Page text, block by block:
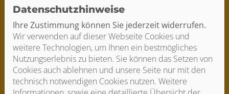
Datenschutzhinweise
Ihre Zustimmung können Sie jederzeit widerrufen.
Wir verwenden auf dieser Webseite Cookies und
weitere Technologien, um Ihnen ein bestmögliches
Nutzungserlebnis zu bieten. Sie können das Setzen von
Cookies auch ablehnen und unsere Seite nur mit den
technisch notwendigen Cookies nutzen. Weitere